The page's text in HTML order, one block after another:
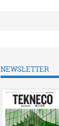
NEWSLETTER